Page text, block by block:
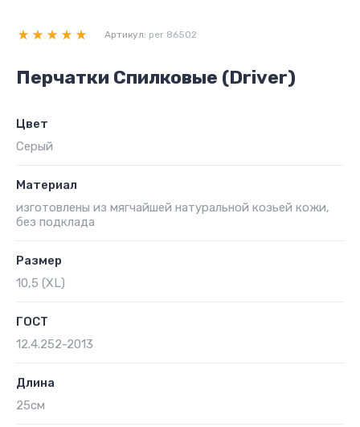
Артикул: per 86502
Перчатки Спилковые (Driver)
Цвет
Серый
Материал
изготовлены из мягчайшей натуральной козьей кожи,
без подклада
Размер
10,5 (XL)
ГОСТ
12.4.252-2013
Длина
25см